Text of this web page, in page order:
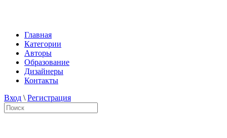
Главная
Категории
Авторы
Образование
Дизайнеры
Контакты
Вход \ Регистрация